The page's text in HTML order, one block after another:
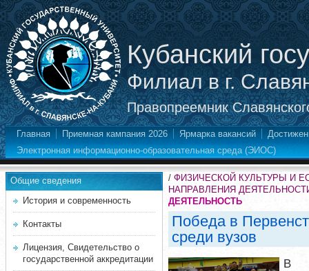
Кубанский
Филиал в г.
Правопреемник
Главная Приемная кампания 2026 Ярмарка вакансий
Электронная информационно-образовательная среда (ЭИОС)
Общие сведения
История и современность
Контакты
Лицензия, Свидетельство о
государственной аккредитации
/ ФИЗИЧЕСКОЙ КУЛЬТУРЫ И
НАПРАВЛЕНИЯ
ДЕЯТЕЛЬНОСТЬ
Победа в
среди вузов
В